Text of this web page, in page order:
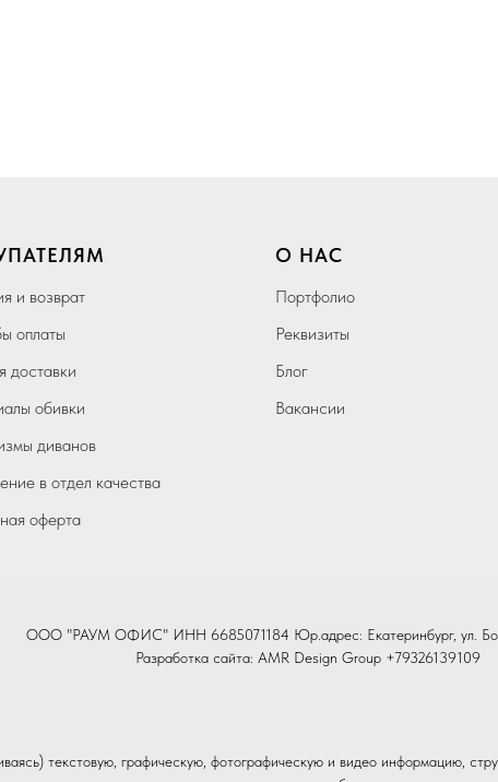
и возврат
оплаты
доставки
обивки
диванов
в отдел качества
оферта
О НАС
Портфолио
Реквизиты
Блог
Вакансии
ООО "РАУМ ОФИС" ИНН 6685071184 Юр.адрес: Екатеринбург, ул.
Разработка сайта: AMR Design Group +79326139109
текстовую, графическую, фотографическую и видео информацию,